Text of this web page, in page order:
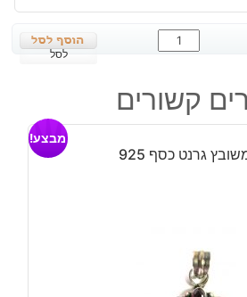
כמות
של
משובץ
אופל
אדום
לסל
קשורים
גרנט כסף 925
מבצע!